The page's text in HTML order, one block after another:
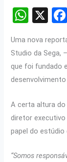
W
at
s
A
p
X
Uma nova
Studio da Sega,
que foi fundado
A certa altura
diretor executivo
papel do
“Somos